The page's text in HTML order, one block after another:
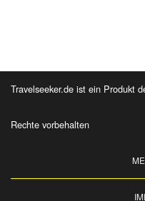
Travelseeker.de ist ein Produkt
Rechte vorbehalten